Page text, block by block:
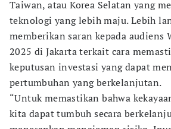
Taiwan, atau Korea Selatan yang
teknologi yang lebih maju. Lebih
memberikan saran kepada audiens
2025 di Jakarta terkait cara
keputusan investasi yang dapat
pertumbuhan yang berkelanjutan.
“Untuk memastikan bahwa
kita dapat tumbuh secara